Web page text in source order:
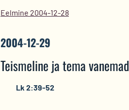
Eelmine 2004-12-28
2004-12-29
Teismeline ja tema vanemad
Lk 2:39-52